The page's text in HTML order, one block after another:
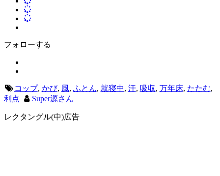
フォローする
コップ, かび, 風, ふとん, 就寝中, 汗, 吸収, 万年床, たたむ,
利点
Super源さん
レクタングル(中)広告